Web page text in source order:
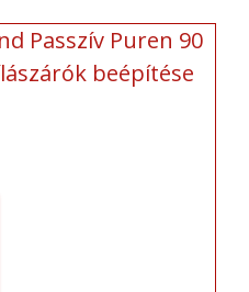
Passzív Puren 90
beépítése